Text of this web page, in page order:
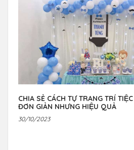
CHIA SẺ CÁCH TỰ TRANG TRÍ
ĐƠN GIẢN NHƯNG HIỆU QUẢ
30/10/2023